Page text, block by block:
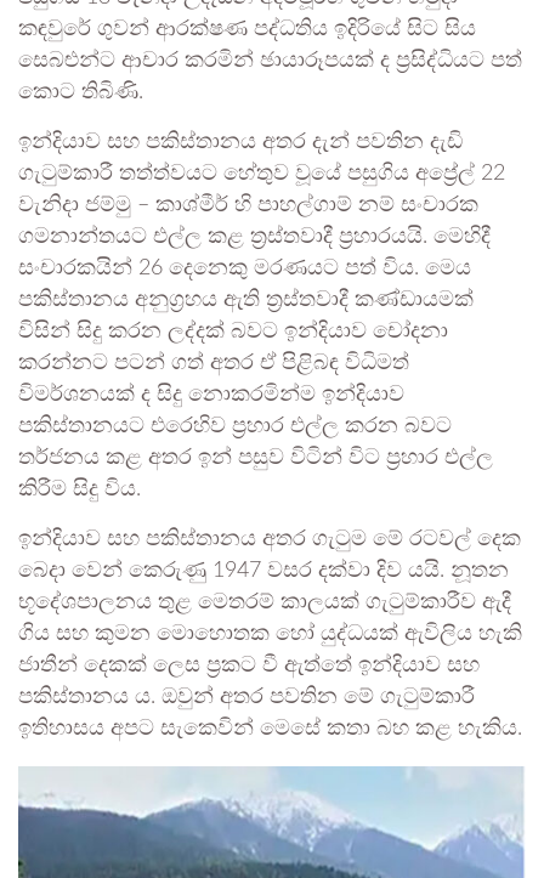
කඳවුරේ ගුවන් ආරක්ෂණ පද්ධතිය ඉදිරියේ සිට සිය
සෙබළුන්ට ආචාර කරමින් ඡායාරූපයක් ද ප්‍රසිද්ධියට පත්
කොට තිබිණි.
ඉන්දියාව සහ පකිස්තානය අතර දැන් පවතින දැඩි
ගැටුම්කාරී තත්ත්වයට හේතුව වූයේ පසුගිය අප්‍රේල් 22
වැනිදා ජම්මු – කාශ්මීර් හි පාහල්ගාම් නම් සංචාරක
ගමනාන්තයට එල්ල කළ ත්‍රස්තවාදී ප්‍රහාරයයි. මෙහිදී
සංචාරකයින් 26 දෙනෙකු මරණයට පත් විය. මෙය
පකිස්තානය අනුග්‍රහය ඇති ත්‍රස්තවාදී කණ්ඩායමක්
විසින් සිදු කරන ලද්දක් බවට ඉන්දියාව චෝදනා
කරන්නට පටන් ගත් අතර ඒ පිළිබඳ විධිමත්
විමර්ශනයක් ද සිදු නොකරමින්ම ඉන්දියාව
පකිස්තානයට එරෙහිව ප්‍රහාර එල්ල කරන බවට
තර්ජනය කළ අතර ඉන් පසුව විටින් විට ප්‍රහාර එල්ල
කිරීම සිදු විය.
ඉන්දියාව සහ පකිස්තානය අතර ගැටුම මේ රටවල් දෙක
බෙදා වෙන් කෙරුණු 1947 වසර දක්වා දිව යයි. නූතන
භූදේශපාලනය තුළ මෙතරම් කාලයක් ගැටුම්කාරීව ඇදී
ගිය සහ කුමන මොහොතක හෝ යුද්ධයක් ඇවිලිය හැකි
ජාතීන් දෙකක් ලෙස ප්‍රකට වී ඇත්තේ ඉන්දියාව සහ
පකිස්තානය ය. ඔවුන් අතර පවතින මේ ගැටුම්කාරී
ඉතිහාසය අපට සැකෙවින් මෙසේ කතා බහ කළ හැකිය.